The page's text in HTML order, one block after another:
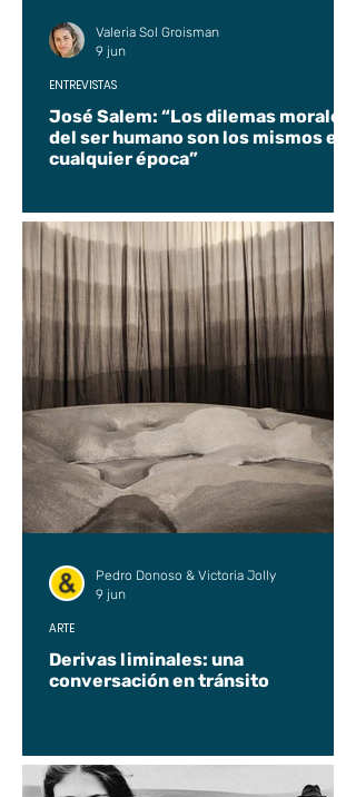
José Salem: “Los dilemas morales
del ser humano son los mismos en
cualquier época”
ENTREVISTAS
Valeria Sol Groisman
9 jun
Derivas liminales: una
conversación en tránsito
ARTE
Pedro Donoso & Victoria Jolly
9 jun